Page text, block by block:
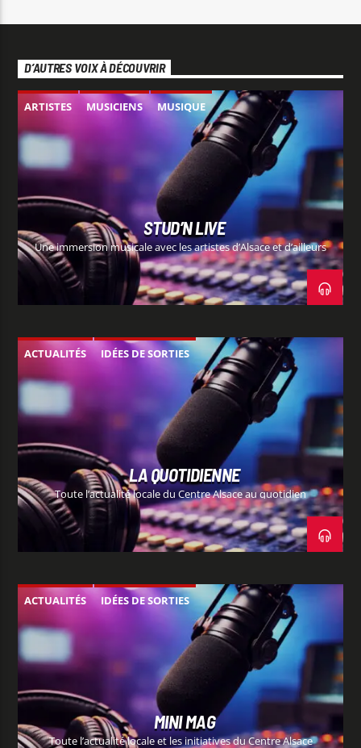
D’AUTRES VOIX À DÉCOUVRIR
ARTISTES MUSICIENS MUSIQUE
STUD’N LIVE
Une immersion musicale avec les artistes d’Alsace et d’ailleurs
ACTUALITÉS IDÉES DE SORTIES
LA QUOTIDIENNE
Toute l’actualité locale du Centre Alsace au quotidien
ACTUALITÉS IDÉES DE SORTIES
MINI MAG
Toute l’actualité locale et les initiatives du Centre Alsace